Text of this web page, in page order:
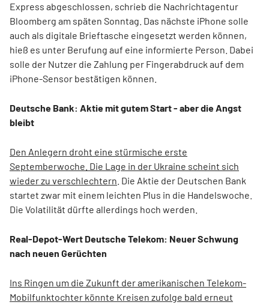
Express abgeschlossen, schrieb die Nachrichtagentur
Bloomberg am späten Sonntag. Das nächste iPhone solle
auch als digitale Brieftasche eingesetzt werden können,
hieß es unter Berufung auf eine informierte Person. Dabei
solle der Nutzer die Zahlung per Fingerabdruck auf dem
iPhone-Sensor bestätigen können.
Deutsche Bank: Aktie mit gutem Start - aber die Angst
bleibt
Den Anlegern droht eine stürmische erste
Septemberwoche. Die Lage in der Ukraine scheint sich
wieder zu verschlechtern . Die Aktie der Deutschen Bank
startet zwar mit einem leichten Plus in die Handelswoche.
Die Volatilität dürfte allerdings hoch werden.
Real-Depot-Wert Deutsche Telekom: Neuer Schwung
nach neuen Gerüchten
Ins Ringen um die Zukunft der amerikanischen Telekom-
Mobilfunktochter könnte Kreisen zufolge bald erneut